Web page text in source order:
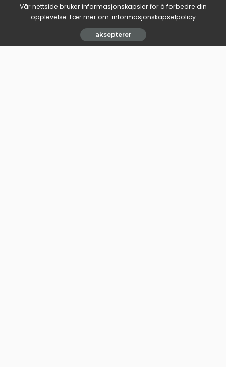
Ketobrød oppskrift: brødet
som faktisk holder seg
June 30, 2026
Lavkarbo pizza oppskrift:
fredagspizza uten karbo-
angeren
June 30, 2026
Vår nettside bruker informasjonskapsler for å forbedre din
opplevelse. Lær mer om: informasjonskapselpolicy
aksepterer